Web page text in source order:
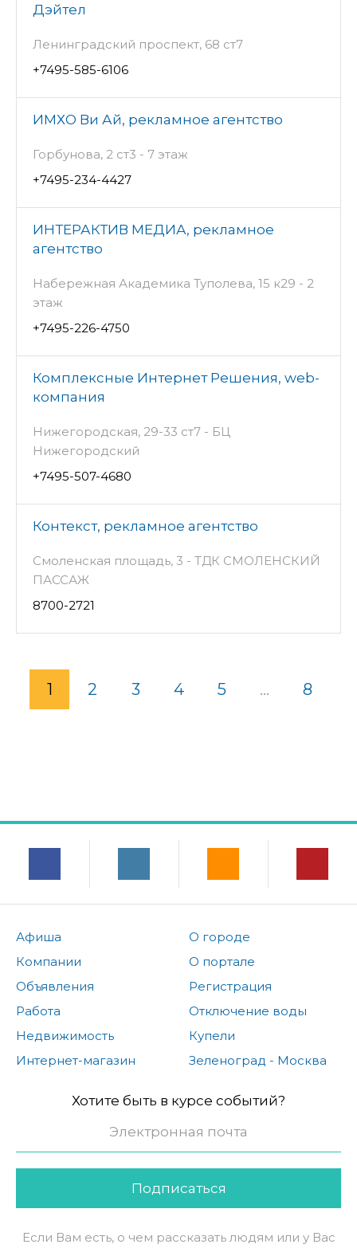
Дэйтел
Ленинградский проспект, 68 ст7
+7495-585-6106
ИМХО Ви Ай, рекламное агентство
Горбунова, 2 ст3 - 7 этаж
+7495-234-4427
ИНТЕРАКТИВ МЕДИА, рекламное
агентство
Набережная Академика Туполева, 15 к29 - 2
этаж
+7495-226-4750
Комплексные Интернет Решения, web-
компания
Нижегородская, 29-33 ст7 - БЦ
Нижегородский
+7495-507-4680
Контекст, рекламное агентство
Смоленская площадь, 3 - ТДК СМОЛЕНСКИЙ
ПАССАЖ
8700-2721
1 2 3 4 5 ... 8
Афиша
Компании
Объявления
Работа
Недвижимость
Интернет-магазин
О городе
О портале
Регистрация
Отключение воды
Купели
Зеленоград - Москва
Хотите быть в курсе событий?
Подписаться
Если Вам есть, о чем рассказать людям или у Вас